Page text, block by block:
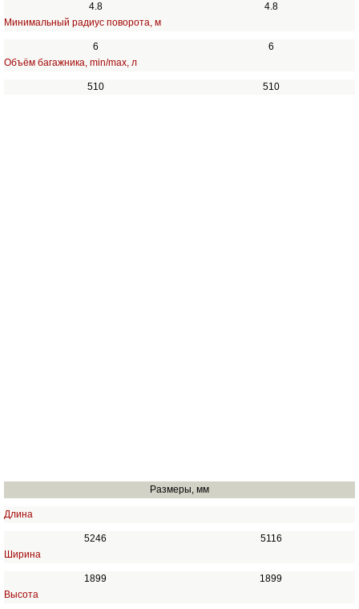
4.8
4.8
Минимальный радиус поворота, м
6
6
Объём багажника, min/max, л
510 510
Размеры, мм
Длина
5246
5116
Ширина
1899
1899
Высота